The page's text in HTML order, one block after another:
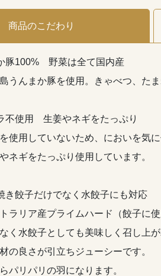
商品のこだわり
豚100% 野菜は全て国内産
うんまか豚を使用。きゃべつ、た
不使用 生姜やネギをたっぷり
使用していないため、においを気に
ネギをたっぷり使用しています。
き餃子だけでなく水餃子にも対応
ラリア産プライムハード（餃子に
く水餃子としても美味しく召し上が
の良さが引立ちジューシーです。
パリパリの羽になります。